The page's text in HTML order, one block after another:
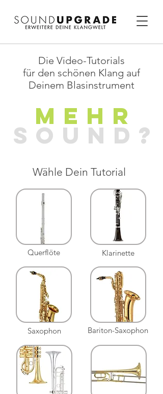
Die Video-Tutorials
für den schönen Klang auf
Deinem Blasinstrument
MEHR
SOUND?
Wähle Dein Tutorial
Querflöte
Saxophon
Klarinette
Bariton-Saxophon